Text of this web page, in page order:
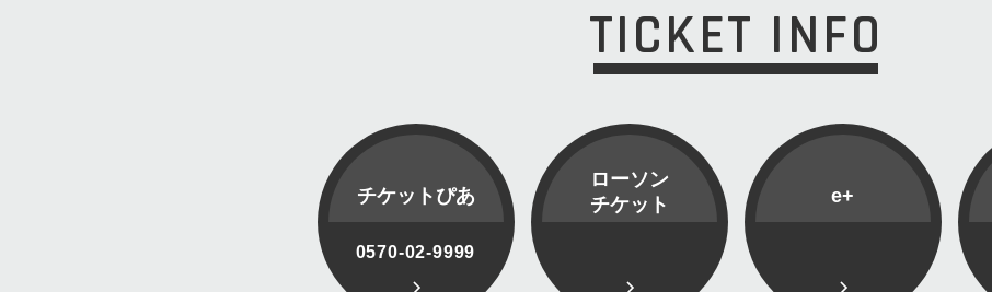
TICKET INFO
チケットぴあ
0570-02-9999
ローソン
チケット
e+